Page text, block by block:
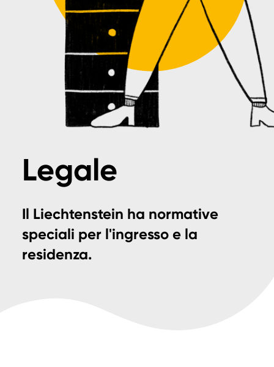
Legale
Il Liechtenstein ha normative
speciali per l'ingresso e la
residenza.